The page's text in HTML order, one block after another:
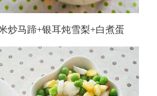
炒马蹄+银耳炖雪梨+白煮蛋